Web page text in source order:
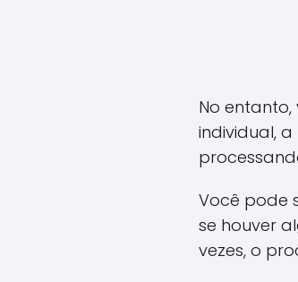
No
individual,
Você pode
se houver
vezes, o